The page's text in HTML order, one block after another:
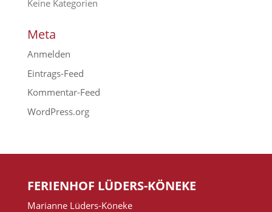
Keine Kategorien
Meta
Anmelden
Eintrags-Feed
Kommentar-Feed
WordPress.org
FERIENHOF LÜDERS-KÖNEKE
Marianne Lüders-Köneke